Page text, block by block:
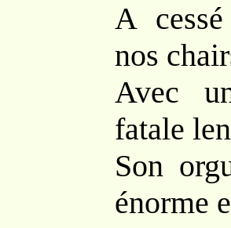
A
nos
Avec
fatale
Son
énorme